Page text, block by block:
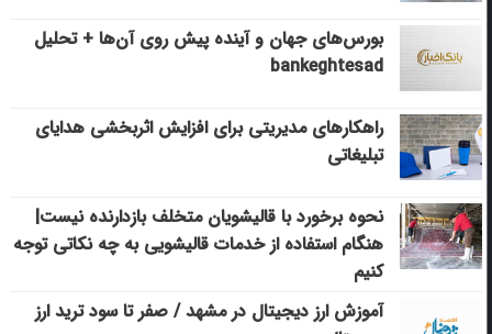
بورس‌های جهان و آینده پیش روی آن‌ها + تحلیل
bankeghtesad
راهکارهای مدیریتی برای افزایش اثربخشی هدایای
تبلیغاتی
نحوه برخورد با قالیشویان متخلف بازدارنده نیست|
هنگام استفاده از خدمات قالیشویی به چه نکاتی توجه
کنیم
آموزش ارز دیجیتال در مشهد / صفر تا سود ترید ارز